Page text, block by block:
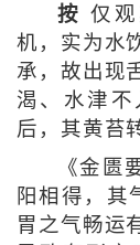
按 仅
机，实为水
承，故出现
渴、水津不
后，其黄苔
《金匮
阳相得，其
胃之气畅运